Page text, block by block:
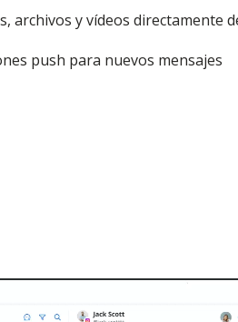
archivos y vídeos directamente
push para nuevos mensajes